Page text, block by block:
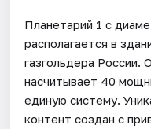
Планетарий 1 с
располагается в
газгольдера России.
насчитывает 40
единую систему.
контент создан с